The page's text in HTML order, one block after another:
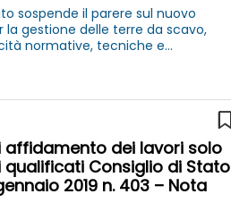
sospende il parere sul nuovo
gestione delle terre da scavo,
normative, tecniche e
affidamento dei lavori solo
Consiglio di Stato
2019 n. 403 – Nota